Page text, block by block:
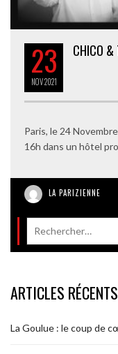
23
NOV2021
CHICO &
Paris, le 24
16h dans un hôtel
LA PARIZIENNE
ARTICLES RÉCENTS
La Goulue : le coup de